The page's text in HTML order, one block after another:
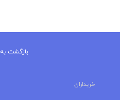
بازگشت به
خریداران